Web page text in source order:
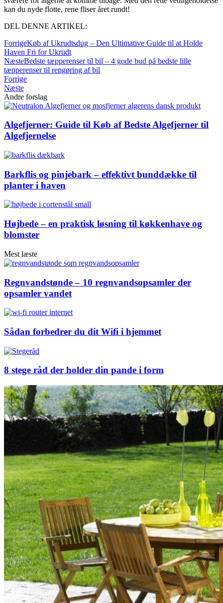
kan du nyde flotte, rene fliser året rundt!
DEL DENNE ARTIKEL:
ForrigeKøb af Ukrudtsdug – Den Ultimative Guide til at Holde
Haven Fri for Ukrudt
NæsteBedste tæpperenser til bil – 4 gode bud på bedste lille
tæpperenser til rengøring af bil
Forrige
Næste
Andre forslag
Algefjerner: Guide til Køb af Bedste Algefjerner til
Algefjernelse
Barkflis og pinjebark – effektivt bunddække til
planter i haven
Højbede – en praktisk løsning til køkkenhave og
blomster
Mest læste
Regnvandstønde – 10 regnvandsopsamler der
opsamler vandet
Sådan forbedrer du dit Wifi i hjemmet
8 stege råd der holder din pande i form